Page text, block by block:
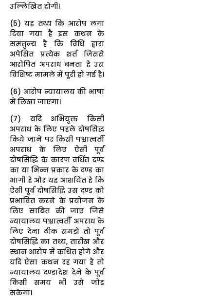
उल्लिखित होगी।
(5) यह तथ्य कि आरोप लगा
दिया गया है इस कथन के
समतुल्य है कि विधि द्वारा
अपेक्षित प्रत्येक शर्त जिससे
आरोपित अपराध बनता है उस
विशिष्ट मामले में पूरी हो गई है।
(6) आरोप न्यायालय की भाषा
में लिखा जाएगा।
(7) यदि अभियुक्त किसी
अपराध के लिए पहले दोषसिद्ध
किये जाने पर किसी पश्चात्वर्ती
अपराध के लिए ऐसी पूर्व
दोषसिद्धि के कारण वर्धित दण्ड
का या भिन्न प्रकार के दण्ड का
भागी है और यह आशयित है कि
ऐसी पूर्व दोषसिद्धि उस दण्ड को
प्रभावित करने के प्रयोजन के
लिए साबित की जाए जिसे
न्यायालय पश्चात्वर्ती अपराध के
लिए देना ठीक समझे तो पूर्व
दोषसिद्धि का तथ्य, तारीख और
स्थान आरोप में कथित होंगे और
यदि ऐसा कथन रह गया है तो
न्यायालय दण्डादेश देने के पूर्व
किसी समय भी उसे जोड़
सकेगा।